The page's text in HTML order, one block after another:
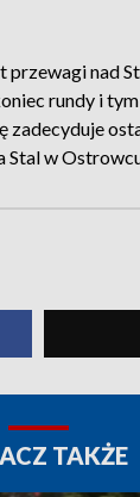
przewagi nad
rundy i
zadecyduje
Stal w
TAKŻE